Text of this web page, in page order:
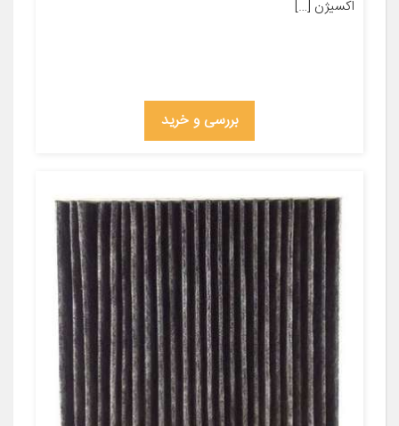
اکسیژن […]
بررسی و خرید